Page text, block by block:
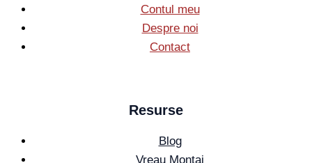
Contul meu
Despre noi
Contact
Resurse
Blog
Vreau Montaj